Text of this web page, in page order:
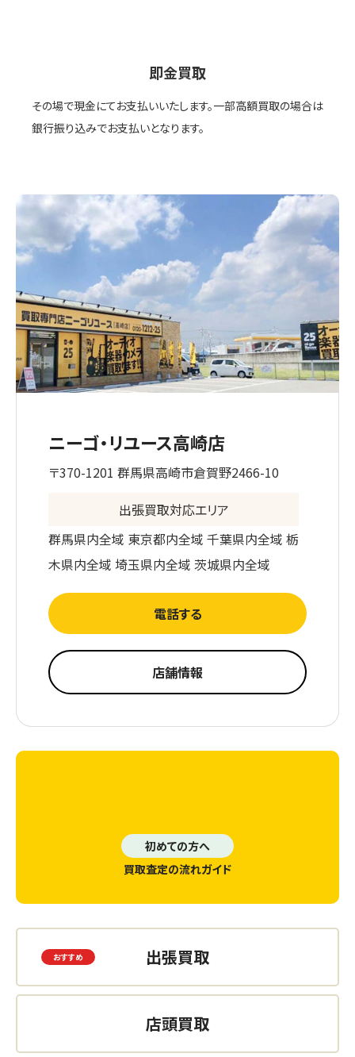
即金買取
その場で現金にてお支払いいたします。一部高額買取の場合は
銀行振り込みでお支払いとなります。
ニーゴ・リユース高崎店
〒370-1201 群馬県高崎市倉賀野2466-10
出張買取対応エリア
群馬県内全域 東京都内全域 千葉県内全域 栃
木県内全域 埼玉県内全域 茨城県内全域
電話する
店舗情報
初めての方へ
買取査定の流れガイド
出張買取
店頭買取